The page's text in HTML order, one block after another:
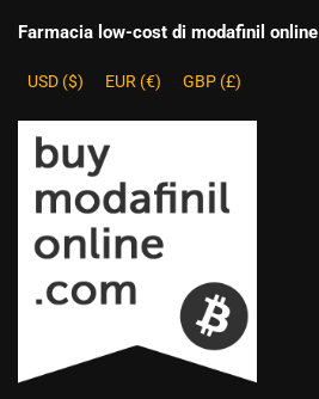
Farmacia low-cost di modafinil online
USD ($) EUR (€) GBP (£)